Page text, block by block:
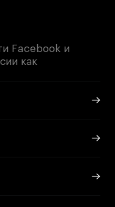
Facebook и
как